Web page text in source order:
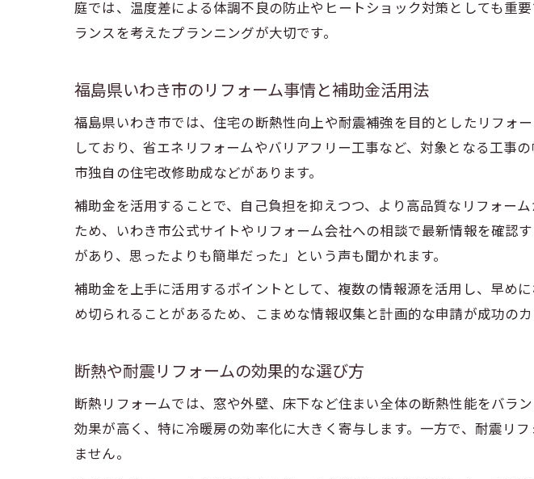
いわき市で補助金
省エネ性能を高め
断熱リフォームの
リフォームで快
補助金申請を成功させ
リフォーム補助金
補助金申請の成功
リフォーム計画と
リフォームで将来
家計と両立する
庭では、温度差による体調不良の防止やヒートショック対策としても重
ランスを考えたプランニングが大切です。
福島県いわき市のリフォーム事情と補助金活用法
福島県いわき市では、住宅の断熱性向上や耐震補強を目的としたリフォ
しており、省エネリフォームやバリアフリー工事など、対象となる工事
市独自の住宅改修助成などがあります。
補助金を活用することで、自己負担を抑えつつ、より高品質なリフォー
ため、いわき市公式サイトやリフォーム会社への相談で最新情報を確認
があり、思ったよりも簡単だった」という声も聞かれます。
補助金を上手に活用するポイントとして、複数の情報源を活用し、早め
め切られることがあるため、こまめな情報収集と計画的な申請が成功のカ
断熱や耐震リフォームの効果的な選び方
断熱リフォームでは、窓や外壁、床下など住まい全体の断熱性能をバラ
効果が高く、特に冷暖房の効率化に大きく寄与します。一方で、耐震リ
ません。